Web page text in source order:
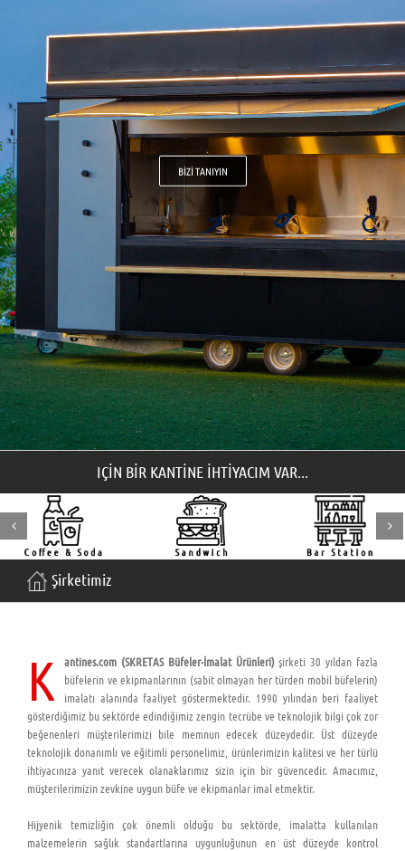
BİZİ TANIYIN
IÇIN BIR KANTINE IHTIYACIM VAR...
Şirketimiz
K antines.com (SKRETAS Büfeler-İmalat Ürünleri)şirketi 30 yıldan fazla
büfelerin ve ekipmanlarının (sabit olmayan her türden mobil büfelerin)
imalatı alanında faaliyet göstermektedir. 1990 yılından beri faaliyet
gösterdiğimiz bu sektörde edindiğimiz zengin tecrübe ve teknolojik bilgi çok zor
beğenenleri müşterilerimizi bile memnun edecek düzeydedir. Üst düzeyde
teknolojik donanımlı ve eğitimli personelimiz, ürünlerimizin kalitesi ve her türlü
ihtiyacınıza yanıt verecek olanaklarımız sizin için bir güvencedir. Amacımız,
müşterilerimizin zevkine uygun büfe ve ekipmanlar imal etmektir.
Hijyenik temizliğin çok önemli olduğu bu sektörde, imalatta kullanılan
malzemelerin sağlık standartlarına uygunluğunun en üst düzeyde kontrol